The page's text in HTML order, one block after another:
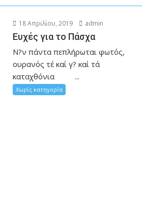
18 Απριλίου, 2019 admin
Ευχές για το Πάσχα
Ν?ν πάντα πεπλήρωται φωτός,
ουρανός τέ καί γ? καί τά
καταχθόνια ...
Χωρίς κατηγορία